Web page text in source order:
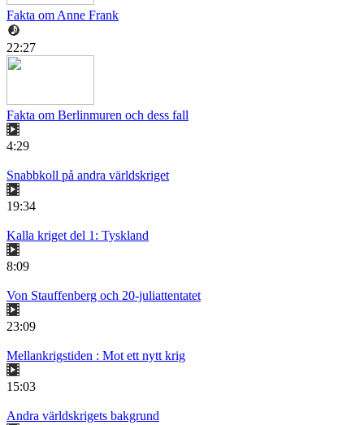
Fakta om Anne Frank
22:27
Fakta om Berlinmuren och dess fall
4:29
Snabbkoll på andra världskriget
19:34
Kalla kriget del 1: Tyskland
8:09
Von Stauffenberg och 20-juliattentatet
23:09
Mellankrigstiden : Mot ett nytt krig
15:03
Andra världskrigets bakgrund